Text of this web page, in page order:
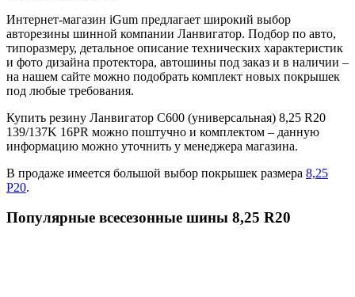
Интернет-магазин iGum предлагает широкий выбор
авторезины шинной компании Ланвигатор. Подбор по авто,
типоразмеру, детальное описание технических характеристик
и фото дизайна протектора, автошины под заказ и в наличии –
на нашем сайте можно подобрать комплект новых покрышек
под любые требования.
Купить резину Ланвигатор С600 (универсальная) 8,25 R20
139/137K 16PR можно поштучно и комплектом – данную
информацию можно уточнить у менеджера магазина.
В продаже имеется большой выбор покрышек размера 8,25
Р20.
Популярные всесезонные шины 8,25 R20